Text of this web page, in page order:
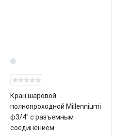
Кран шаровой
полнопроходной Millenniumi
ф3/4" с разъемным
соединением